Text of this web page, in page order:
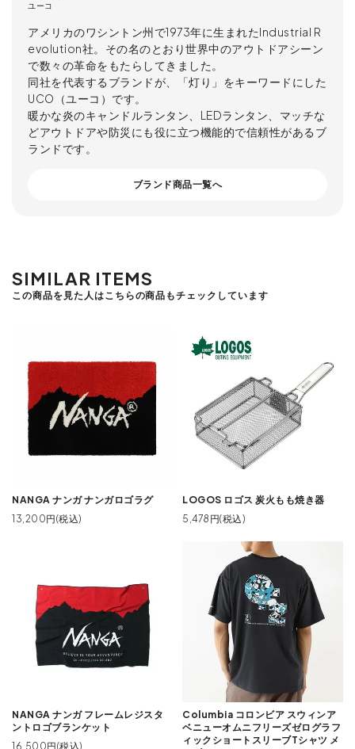
ユーコ
アメリカのワシントン州で1973年に生まれたIndustrial R
evolution社。その名のとおり世界中のアウトドアシーン
で数々の革命をもたらしてきました。
同社を代表するブランドが、「灯り」をキーワードにした
UCO（ユーコ）です。
暖かな炎のキャンドルランタン、LEDランタン、マッチな
どアウトドアや防災にも役に立つ機能的で信頼性があるブ
ランドです。
ブランド商品一覧へ
SIMILAR ITEMS
この商品を見た人はこちらの商品もチェックしています
NANGA ナンガ ナンガロゴラグ
13,200円(税込)
LOGOS ロゴス 炭火もも焼き器
5,478円(税込)
NANGA ナンガ フレームレジスタ
ントロゴブランケット
16,500円(税込)
Columbia コロンビア スウィンア
ベニューオムニフリーズゼログラフ
ィックショートスリーブTシャツ メ